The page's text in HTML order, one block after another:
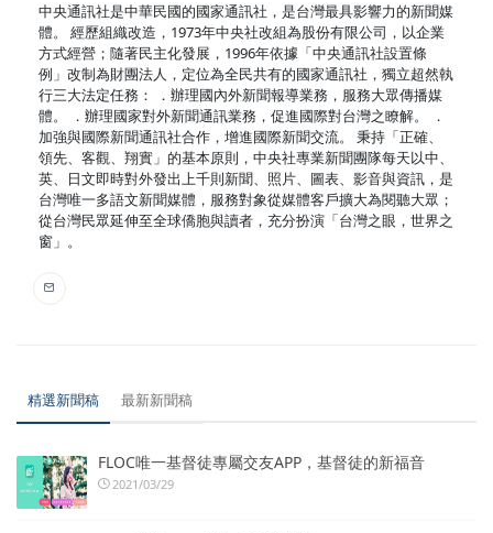
中央通訊社是中華民國的國家通訊社，是台灣最具影響力的新聞媒
體。 經歷組織改造，1973年中央社改組為股份有限公司，以企業
方式經營；隨著民主化發展，1996年依據「中央通訊社設置條
例」改制為財團法人，定位為全民共有的國家通訊社，獨立超然執
行三大法定任務： ．辦理國內外新聞報導業務，服務大眾傳播媒
體。 ．辦理國家對外新聞通訊業務，促進國際對台灣之瞭解。 ．
加強與國際新聞通訊社合作，增進國際新聞交流。 秉持「正確、
領先、客觀、翔實」的基本原則，中央社專業新聞團隊每天以中、
英、日文即時對外發出上千則新聞、照片、圖表、影音與資訊，是
台灣唯一多語文新聞媒體，服務對象從媒體客戶擴大為閱聽大眾；
從台灣民眾延伸至全球僑胞與讀者，充分扮演「台灣之眼，世界之
窗」。
精選新聞稿 最新新聞稿
FLOC唯一基督徒專屬交友APP，基督徒的新福音
2021/03/29